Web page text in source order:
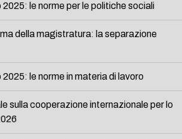
le norme per le politiche sociali
della magistratura: la separazione
le norme in materia di lavoro
sulla cooperazione internazionale per lo